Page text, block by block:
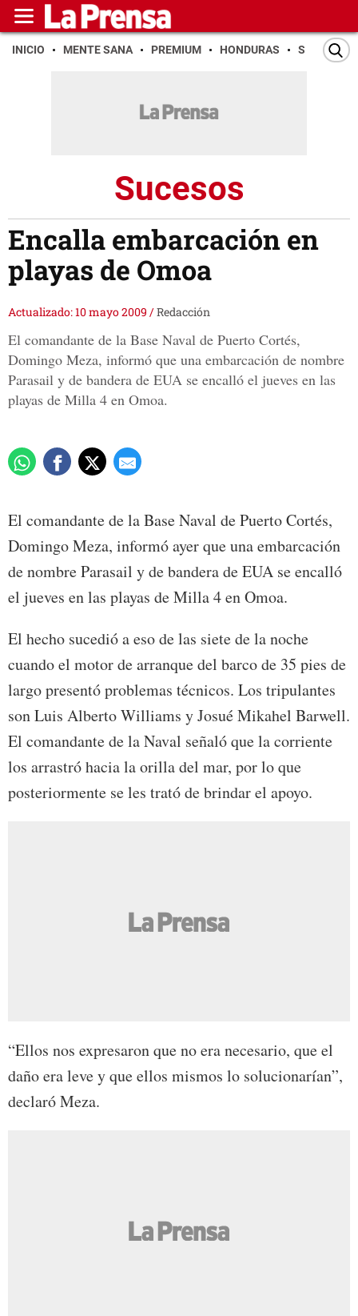
INICIO MENTE SANA PREMIUM HONDURAS SAN PEDRO
Sucesos
Encalla embarcación en
playas de Omoa
Actualizado: 10 mayo 2009 /Redacción
El comandante de la Base Naval de Puerto Cortés,
Domingo Meza, informó que una embarcación de nombre
Parasail y de bandera de EUA se encalló el jueves en las
playas de Milla 4 en Omoa.
El comandante de la Base Naval de Puerto Cortés,
Domingo Meza, informó ayer que una embarcación
de nombre Parasail y de bandera de EUA se encalló
el jueves en las playas de Milla 4 en Omoa.
El hecho sucedió a eso de las siete de la noche
cuando el motor de arranque del barco de 35 pies de
largo presentó problemas técnicos. Los tripulantes
son Luis Alberto Williams y Josué Mikahel Barwell.
El comandante de la Naval señaló que la corriente
los arrastró hacia la orilla del mar, por lo que
posteriormente se les trató de brindar el apoyo.
“Ellos nos expresaron que no era necesario, que el
daño era leve y que ellos mismos lo solucionarían”,
declaró Meza.